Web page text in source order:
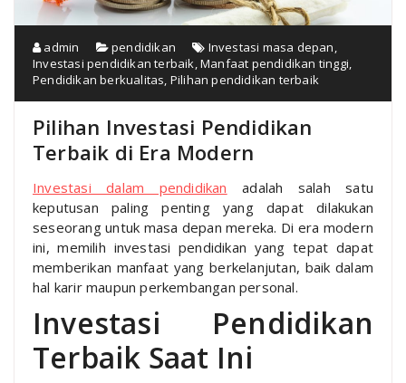
admin pendidikan Investasi masa depan
Investasi pendidikan terbaik ,Manfaat pendidikan tinggi
Pendidikan berkualitas Pilihan pendidikan terbaik
Pilihan Investasi Pendidikan
Terbaik di Era Modern
Investasi dalam pendidikan adalah salah satu
keputusan paling penting yang dapat dilakukan
seseorang untuk masa depan mereka. Di era modern
ini, memilih investasi pendidikan yang tepat dapat
memberikan manfaat yang berkelanjutan, baik dalam
hal karir maupun perkembangan personal.
Investasi Pendidikan
Terbaik Saat Ini